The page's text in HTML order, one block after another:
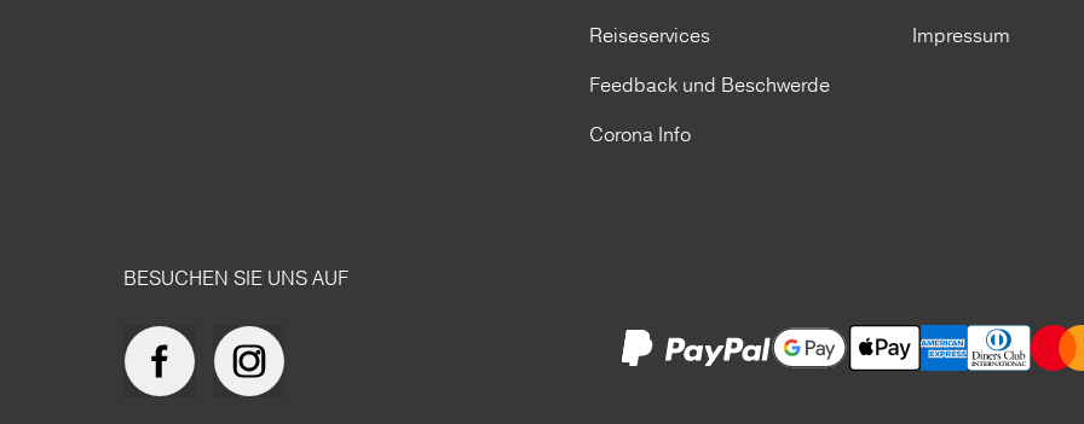
Reiseservices
Feedback und Beschwerde
Corona Info
Impressum
BESUCHEN SIE UNS AUF